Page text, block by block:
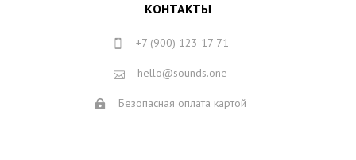
КОНТАКТЫ
+7 (900) 123 17 71
hello@sounds.one
Безопасная оплата картой